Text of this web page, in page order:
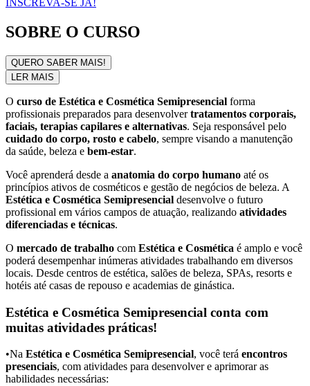
INSCREVA-SE JÁ!
SOBRE O CURSO
QUERO SABER MAIS!
LER MAIS
O curso de Estética e Cosmética Semipresencial forma
profissionais preparados para desenvolvertratamentos corporais,
faciais, terapias capilares e alternativas. Seja responsável pelo
cuidado do corpo, rosto e cabelo, sempre visando a manutenção
da saúde, beleza e bem-estar.
Você aprenderá desde a anatomia do corpo humano até os
princípios ativos de cosméticos e gestão de negócios de beleza. A
Estética e Cosmética Semipresencial desenvolve o futuro
profissional em vários campos de atuação, realizando atividades
diferenciadas e técnicas.
O mercado de trabalho com Estética e Cosmética é amplo e você
poderá desempenhar inúmeras atividades trabalhando em diversos
locais. Desde centros de estética, salões de beleza, SPAs, resorts e
hotéis até casas de repouso e academias de ginástica.
Estética e Cosmética Semipresencial conta com
muitas atividades práticas!
•Na Estética e Cosmética Semipresencial, você terá encontros
presenciais, com atividades para desenvolver e aprimorar as
habilidades necessárias: